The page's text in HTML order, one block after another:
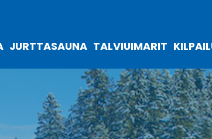
JURTTASAUNA TALVIUIMARIT